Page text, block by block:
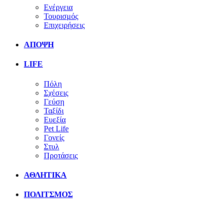
Ενέργεια
Τουρισμός
Επιχειρήσεις
ΑΠΟΨΗ
LIFE
Πόλη
Σχέσεις
Γεύση
Ταξίδι
Ευεξία
Pet Life
Γονείς
Στυλ
Προτάσεις
ΑΘΛΗΤΙΚΑ
ΠΟΛΙΤΣΜΟΣ